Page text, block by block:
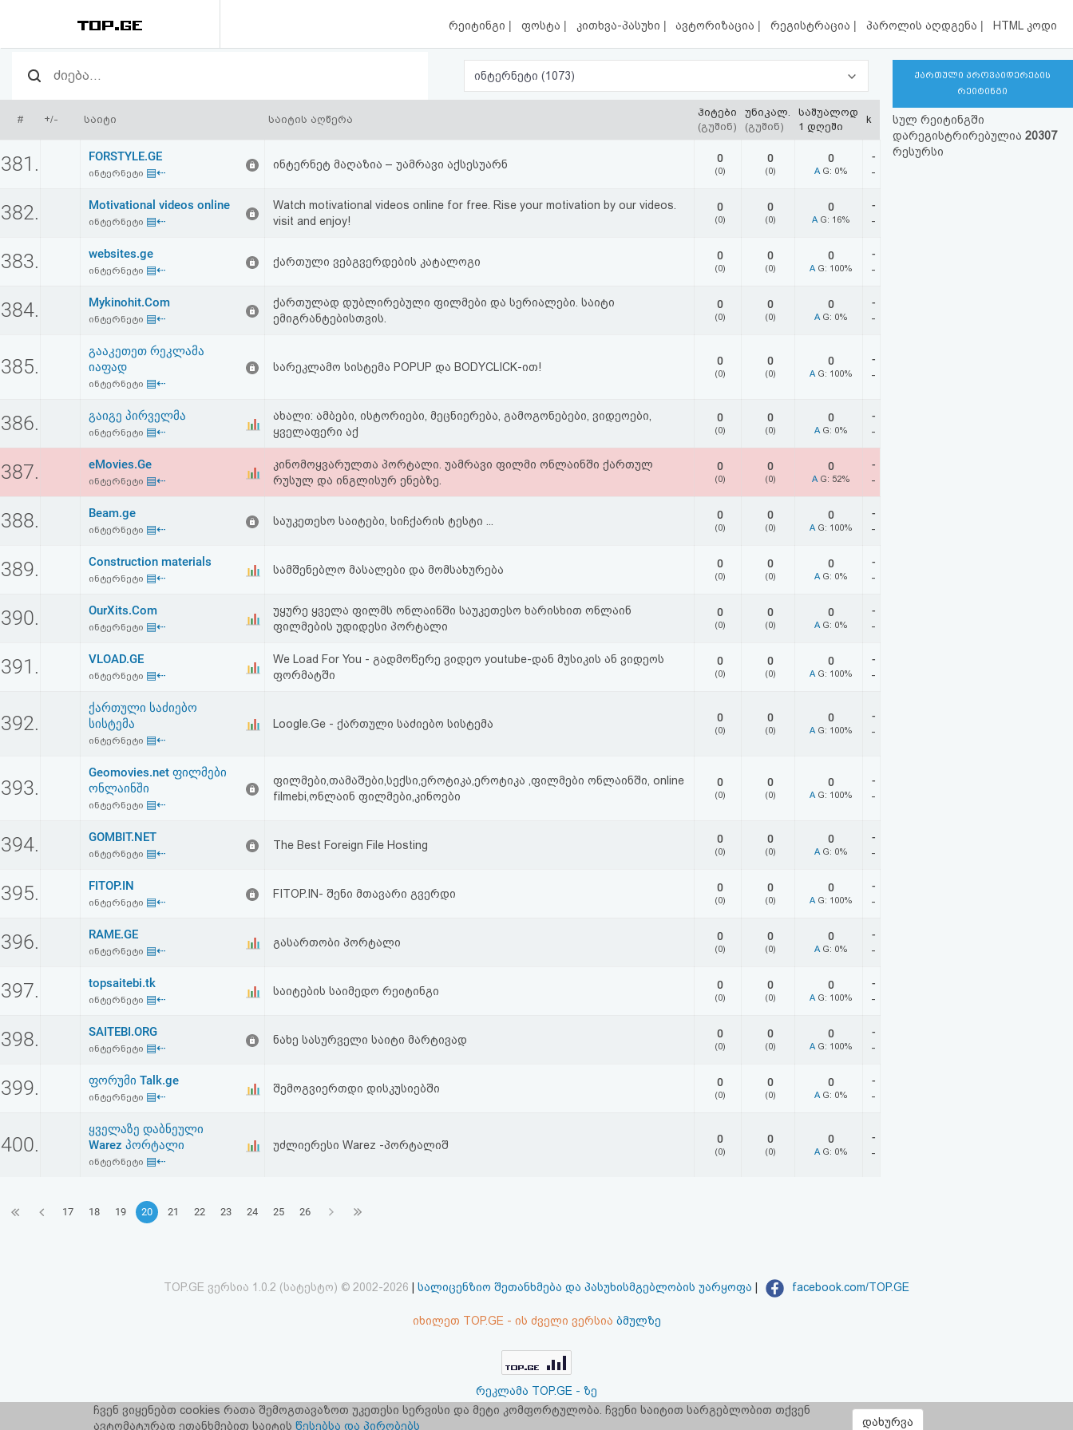
რეიტინგი | ფოსტა | კითხვა-პასუხი | ავტორიზაცია | რეგისტრაცია | პაროლის აღდგენა | HTML კოდი
რეიტინგი
(მთავარი)
ფოსტა
პასუხი
ავტორიზაცია
რეგისტრაცია
აღდგენა
სალიცენზიო
შეთანხმება
პასუხისმგებლობის
ინტერნეტი (1073)
# +/- საიტი საიტის აღწერა
ჰიტები
(გუშინ)
უნიკალ.
(გუშინ)
საშუალოდ
1 დღეში
k
381. FORSTYLE.GE
ინტერნეტი ▤⇠
ინტერნეტ მაღაზია – უამრავი აქსესუარნ 0
(0)
0
(0)
0
A G: 0%
-
-
382. Motivational videos online
ინტერნეტი ▤⇠
Watch motivational videos online for free. Rise your motivation by our videos.
visit and enjoy!
0
(0)
0
(0)
0
A G: 16%
-
-
383. websites.ge
ინტერნეტი ▤⇠
ქართული ვებგვერდების კატალოგი 0
(0)
0
(0)
0
A G: 100%
-
-
384. Mykinohit.Com
ინტერნეტი ▤⇠
ქართულად დუბლირებული ფილმები და სერიალები. საიტი
ემიგრანტებისთვის.
0
(0)
0
(0)
0
A G: 0%
-
-
385.
გააკეთეთ რეკლამა
იაფად
ინტერნეტი ▤⇠
სარეკლამო სისტემა POPUP და BODYCLICK-ით! 0
(0)
0
(0)
0
A G: 100%
-
-
386. გაიგე პირველმა
ინტერნეტი ▤⇠
ახალი: ამბები, ისტორიები, მეცნიერება, გამოგონებები, ვიდეოები,
ყველაფერი აქ
0
(0)
0
(0)
0
A G: 0%
-
-
387. eMovies.Ge
ინტერნეტი ▤⇠
კინომოყვარულთა პორტალი. უამრავი ფილმი ონლაინში ქართულ
რუსულ და ინგლისურ ენებზე.
0
(0)
0
(0)
0
A G: 52%
-
-
388. Beam.ge
ინტერნეტი ▤⇠
საუკეთესო საიტები, სიჩქარის ტესტი ... 0
(0)
0
(0)
0
A G: 100%
-
-
389. Construction materials
ინტერნეტი ▤⇠
სამშენებლო მასალები და მომსახურება 0
(0)
0
(0)
0
A G: 0%
-
-
390. OurXits.Com
ინტერნეტი ▤⇠
უყურე ყველა ფილმს ონლაინში საუკეთესო ხარისხით ონლაინ
ფილმების უდიდესი პორტალი
0
(0)
0
(0)
0
A G: 0%
-
-
391. VLOAD.GE
ინტერნეტი ▤⇠
We Load For You - გადმოწერე ვიდეო youtube-დან მუსიკის ან ვიდეოს
ფორმატში
0
(0)
0
(0)
0
A G: 100%
-
-
392.
ქართული საძიებო
სისტემა
ინტერნეტი ▤⇠
Loogle.Ge - ქართული საძიებო სისტემა 0
(0)
0
(0)
0
A G: 100%
-
-
393.
Geomovies.net ფილმები
ონლაინში
ინტერნეტი ▤⇠
ფილმები,თამაშები,სექსი,ეროტიკა,ეროტიკა ,ფილმები ონლაინში, online
filmebi,ონლაინ ფილმები,კინოები
0
(0)
0
(0)
0
A G: 100%
-
-
394. GOMBIT.NET
ინტერნეტი ▤⇠
The Best Foreign File Hosting 0
(0)
0
(0)
0
A G: 0%
-
-
395. FITOP.IN
ინტერნეტი ▤⇠
FITOP.IN- შენი მთავარი გვერდი 0
(0)
0
(0)
0
A G: 100%
-
-
396. RAME.GE
ინტერნეტი ▤⇠
გასართობი პორტალი 0
(0)
0
(0)
0
A G: 0%
-
-
397. topsaitebi.tk
ინტერნეტი ▤⇠
საიტების საიმედო რეიტინგი 0
(0)
0
(0)
0
A G: 100%
-
-
398. SAITEBI.ORG
ინტერნეტი ▤⇠
ნახე სასურველი საიტი მარტივად 0
(0)
0
(0)
0
A G: 100%
-
-
399. ფორუმი Talk.ge
ინტერნეტი ▤⇠
შემოგვიერთდი დისკუსიებში 0
(0)
0
(0)
0
A G: 0%
-
-
400.
ყველაზე დაბნეული
Warez პორტალი
ინტერნეტი ▤⇠
უძლიერესი Warez -პორტალიშ 0
(0)
0
(0)
0
A G: 0%
-
-
17 18 19 20 21 22 23 24 25 26
ქართული პროვაიდერების
რეიტინგი
სულ რეიტინგში
დარეგისტრირებულია 20307
რესურსი
TOP.GE ვერსია 1.0.2 (სატესტო) © 2002-2026 სალიცენზიო შეთანხმება და პასუხისმგებლობის უარყოფა facebook.com/TOP.GE
იხილეთ TOP.GE - ის ძველი ვერსია ბმულზე
რეკლამა TOP.GE - ზე
TOP.GE-ს სერვერების განთავსებას და ინტერნეტთან კავშირს უზრუნველყოფს:
ჩვენ ვიყენებთ cookies რათა შემოგთავაზოთ უკეთესი სერვისი და მეტი კომფორტულობა. ჩვენი საიტით სარგებლობით თქვენ
ავტომატურად ეთანხმებით საიტის წესებსა და პირობებს დახურვა